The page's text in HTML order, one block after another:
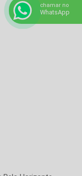
chamar no
WhatsApp